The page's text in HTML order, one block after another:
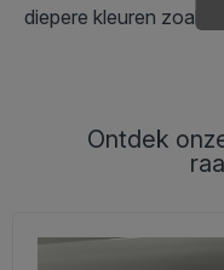
Ontdek
diepere kleuren zoals
Oranje is een kleur